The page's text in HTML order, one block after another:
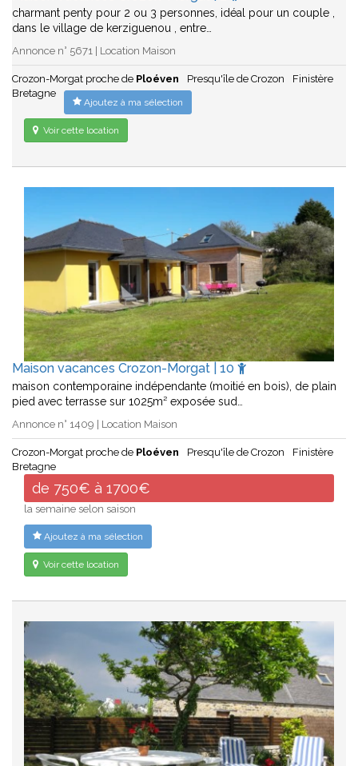
charmant penty pour 2 ou 3 personnes, idéal pour un couple ,
dans le village de kerziguenou , entre…
Annonce n° 5671 | Location Maison
Crozon-Morgat proche de Ploéven Presqu'île de Crozon
Finistère
Bretagne
Ajoutez à ma sélection
Voir cette location
Maison vacances Crozon-Morgat | 10
maison contemporaine indépendante (moitié en bois), de plain
pied avec terrasse sur 1025m² exposée sud…
Annonce n° 1409 | Location Maison
Crozon-Morgat proche de Ploéven Presqu'île de Crozon
Finistère
Bretagne
de 750€ à 1700€
la semaine selon saison
Ajoutez à ma sélection
Voir cette location